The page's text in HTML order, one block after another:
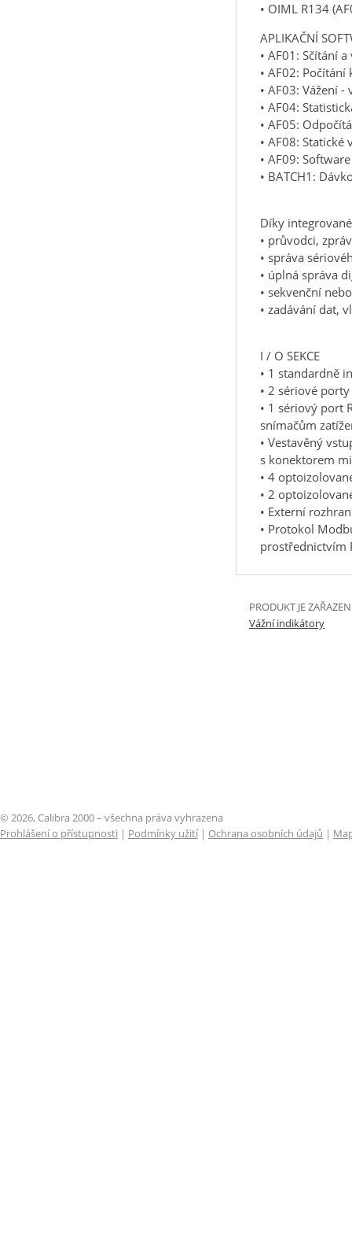
• OIML R134
APLIKAČNÍ
• AF01: Sčítání
• AF02:
• AF03: Vážení
• AF04:
• AF05:
• AF08:
• AF09:
• BATCH1:
Díky
• průvodci,
• správa
• úplná správa
• sekvenční
• zadávání dat,
I / O SEKCE
• 1 standardně
• 2 sériové
• 1 sériový port
snímačům
• Vestavěný
s konektorem
• 4
• 2
• Externí
• Protokol
prostřednictvím
PRODUKT JE
Vážní indikátory
© 2026, Calibra 2000 – všechna práva vyhrazena
Prohlášení o přístupnosti | Podmínky užití| Ochrana osobních údajů |